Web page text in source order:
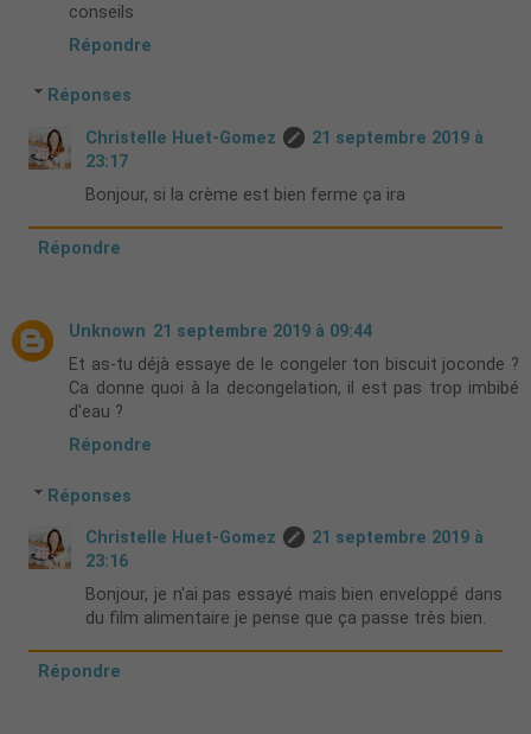
conseils
Répondre
Réponses
Christelle Huet-Gomez
21 septembre 2019 à
23:17
Bonjour, si la crème est bien ferme ça ira
Répondre
Unknown 21 septembre 2019 à 09:44
Et as-tu déjà essaye de le congeler ton biscuit joconde ?
Ca donne quoi à la decongelation, il est pas trop imbibé
d'eau ?
Répondre
Réponses
Christelle Huet-Gomez
21 septembre 2019 à
23:16
Bonjour, je n'ai pas essayé mais bien enveloppé dans
du film alimentaire je pense que ça passe très bien.
Répondre